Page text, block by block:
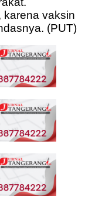
karena vaksin
(PUT)